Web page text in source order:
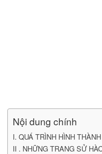
Nội dung chính
I. QUÁ TRÌNH HÌNH
II . NHỮNG TRANG SỬ